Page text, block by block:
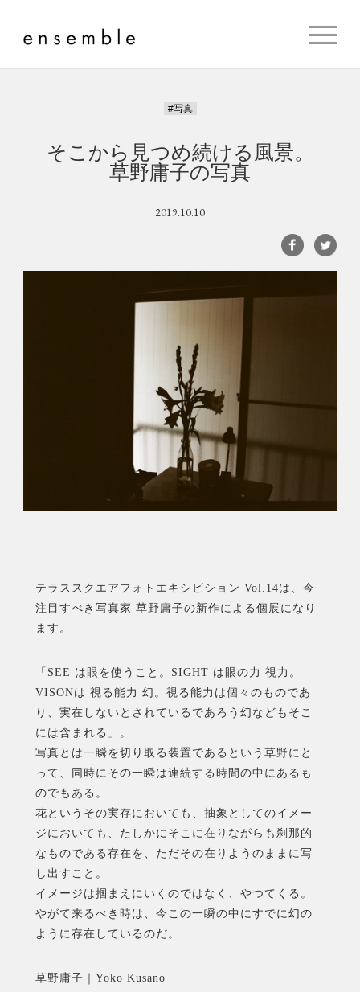
#写真
そこから見つめ続ける風景。
草野庸子の写真
2019.10.10
テラススクエアフォトエキシビション Vol.14は、今
注目すべき写真家 草野庸子の新作による個展になり
ます。
「SEE は眼を使うこと。SIGHT は眼の力 視力。
VISONは 視る能力 幻。視る能力は個々のものであ
り、実在しないとされているであろう幻などもそこ
には含まれる」。
写真とは一瞬を切り取る装置であるという草野にと
って、同時にその一瞬は連続する時間の中にあるも
のでもある。
花というその実存においても、抽象としてのイメー
ジにおいても、たしかにそこに在りながらも刹那的
なものである存在を、ただその在りようのままに写
し出すこと。
イメージは掴まえにいくのではなく、やつてくる。
やがて来るべき時は、今この一瞬の中にすでに幻の
ように存在しているのだ。
草野庸子｜Yoko Kusano